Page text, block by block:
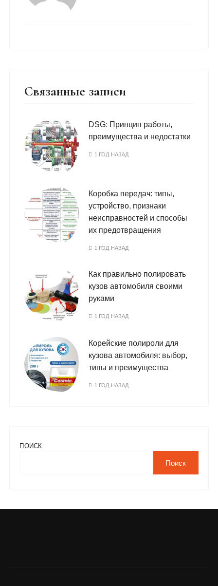
Связанные записи
DSG: Принцип работы,
преимущества и недостатки
1 ГОД НАЗАД
Коробка передач: типы,
устройство, признаки
неисправностей и способы
их предотвращения
1 ГОД НАЗАД
Как правильно полировать
кузов автомобиля своими
руками
1 ГОД НАЗАД
Корейские полироли для
кузова автомобиля: выбор,
типы и преимущества
1 ГОД НАЗАД
ПОИСК
Поиск